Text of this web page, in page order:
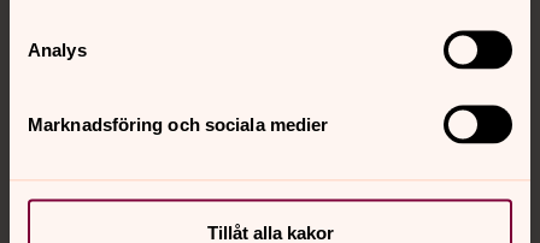
Analys
Marknadsföring och sociala medier
Tillåt alla kakor